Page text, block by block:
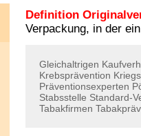
Definition
Verpackung, in der
Gleichaltrigen
Krebsprävention
Präventionsexperten
Stabsstelle Standard-
Tabakfirmen